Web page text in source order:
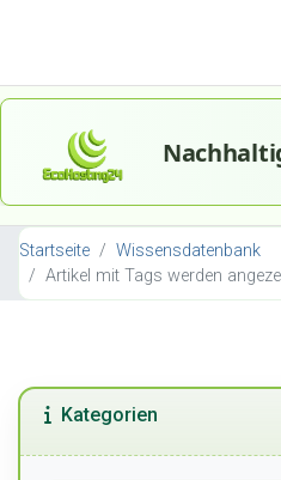
Startseite
Wissensdatenbank
Artikel mit Tags werden
Kategorien